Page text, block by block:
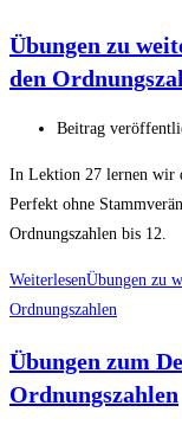
Übungen zu
den
Beitrag
In Lektion 27 lernen wir
Perfekt ohne
Ordnungszahlen bis 12.
WeiterlesenÜbungen zu
Ordnungszahlen
Übungen zum
Ordnungszahlen